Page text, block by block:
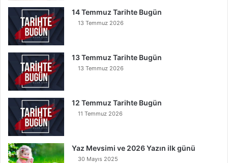
14 Temmuz Tarihte Bugün
13 Temmuz 2026
13 Temmuz Tarihte Bugün
13 Temmuz 2026
12 Temmuz Tarihte Bugün
11 Temmuz 2026
Yaz Mevsimi ve 2026 Yazın ilk günü
30 Mayıs 2025